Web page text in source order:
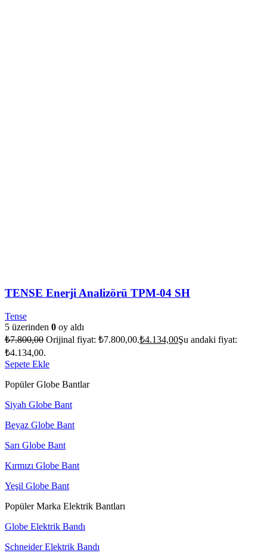
TENSE Enerji Analizörü TPM-04 SH
Tense
5 üzerinden 0 oy aldı
₺7.800,00 Orijinal fiyat: ₺7.800,00.₺4.134,00Şu andaki fiyat:
₺4.134,00.
Sepete Ekle
Popüler Globe Bantlar
Siyah Globe Bant
Beyaz Globe Bant
Sarı Globe Bant
Kırmızı Globe Bant
Yeşil Globe Bant
Popüler Marka Elektrik Bantları
Globe Elektrik Bandı
Schneider Elektrik Bandı